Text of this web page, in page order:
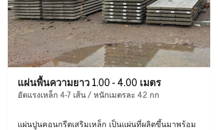
แผ่นพื้นความยาว 1.00 - 4.00 เมตร
อัดแรงเหล็ก 4-7 เส้น / หนักเมตรละ 42 กก
แผ่นปูนคอนกรีตเสริมเหล็ก เป็นแผ่นที่ผลิตขึ้นมาพร้อม